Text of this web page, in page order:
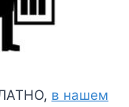
в нашем